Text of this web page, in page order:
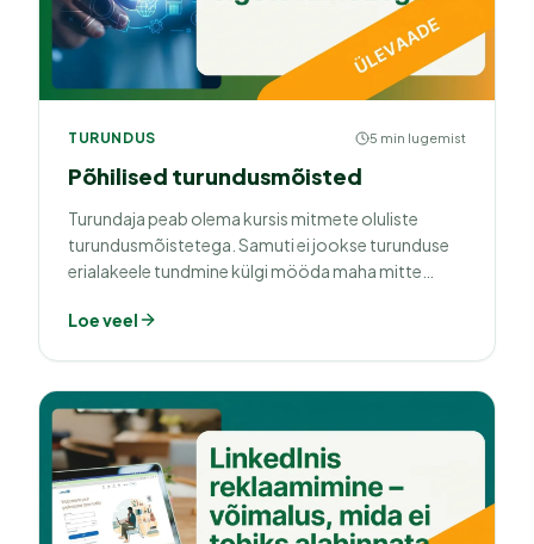
TURUNDUS 5 min lugemist
Põhilised turundusmõisted
Turundaja peab olema kursis mitmete oluliste
turundusmõistetega. Samuti ei jookse turunduse
erialakeele tundmine külgi mööda maha mitte
Loe veel